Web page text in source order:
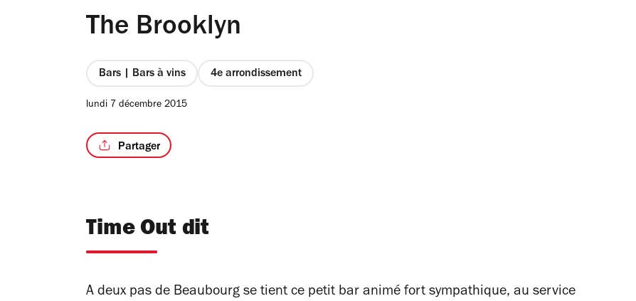
The Brooklyn
Bars | Bars à vins 4e arrondissement
lundi 7 décembre 2015
Partager
Time Out dit
A deux pas de Beaubourg se tient ce petit bar animé fort sympathique, au service